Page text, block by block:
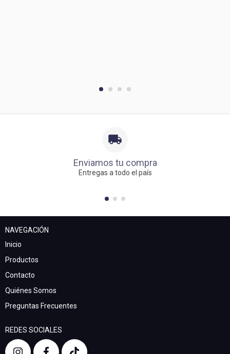
Enviamos tu compra
Entregas a todo el país
NAVEGACIÓN
Inicio
Productos
Contacto
Quiénes Somos
Preguntas Frecuentes
REDES SOCIALES